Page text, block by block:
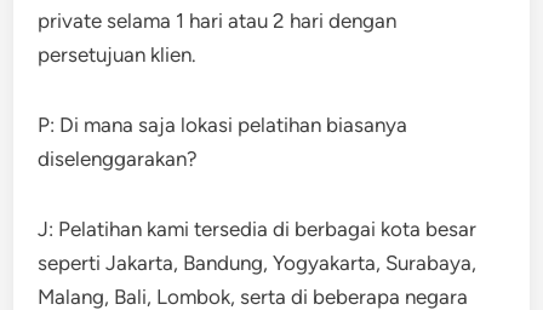
private selama 1 hari atau 2 hari dengan
persetujuan klien.
P: Di mana saja lokasi pelatihan biasanya
diselenggarakan?
J: Pelatihan kami tersedia di berbagai kota besar
seperti Jakarta, Bandung, Yogyakarta, Surabaya,
Malang, Bali, Lombok, serta di beberapa negara